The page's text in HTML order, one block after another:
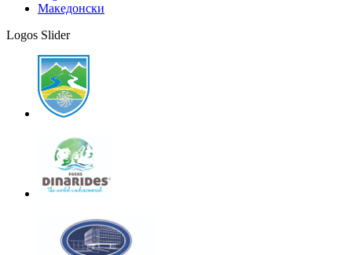
Македонски
Logos Slider